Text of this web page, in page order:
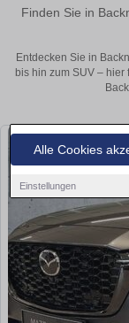
Alle Cookies
Einstellungen
Finden Sie in
Entdecken Sie in
bis hin zum SUV –